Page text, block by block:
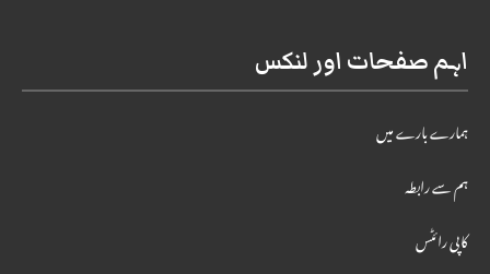
اہم صفحات اور لنکس
ہمارے بارے میں
ہم سے رابطہ
کاپی رائٹس